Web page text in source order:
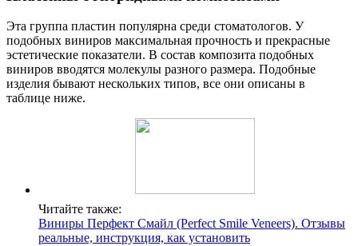
Эта группа пластин популярна среди стоматологов. У
подобных виниров максимальная прочность и прекрасные
эстетические показатели. В состав композита подобных
виниров вводятся молекулы разного размера. Подобные
изделия бывают нескольких типов, все они описаны в
таблице ниже.
Читайте также:
Виниры Перфект Смайл (Perfect Smile Veneers). Отзывы
реальные, инструкция, как установить